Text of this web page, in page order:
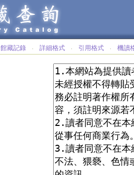
館藏記錄 ‧ 詳細格式 ‧ 引用格式 ‧ 機讀